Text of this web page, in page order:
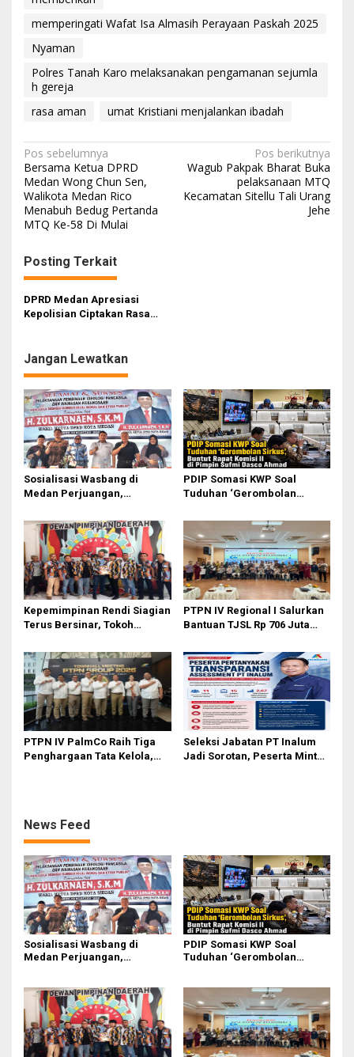
memperingati Wafat Isa Almasih Perayaan Paskah 2025
Nyaman
Polres Tanah Karo melaksanakan pengamanan sejumla
h gereja
rasa aman
umat Kristiani menjalankan ibadah
N
a
v
i
a
s
i
o
s
Pos sebelumnya
Bersama Ketua DPRD
Medan Wong Chun Sen,
Walikota Medan Rico
Menabuh Bedug Pertanda
MTQ Ke-58 Di Mulai
Pos berikutnya
Wagub Pakpak Bharat Buka
pelaksanaan MTQ
Kecamatan Sitellu Tali Urang
Jehe
Posting Terkait
DPRD Medan Apresiasi
Kepolisian Ciptakan Rasa
Jangan Lewatkan
Sosialisasi Wasbang di
Medan Perjuangan,
Perjuangkan Ruang Bermain
Anak
PDIP Somasi KWP Soal
Tuduhan ‘Gerombolan
II Dipimpin Sufmi Dasco
Ahmad
Kepemimpinan Rendi Siagian
Terus Bersinar, Tokoh
MJA Kota Medan
PTPN IV Regional I Salurkan
Bantuan TJSL Rp 706 Juta
Berkelanjutan
PTPN IV PalmCo Raih Tiga
Penghargaan Tata Kelola,
Seleksi Jabatan PT Inalum
Jadi Sorotan, Peserta Minta
News Feed
Sosialisasi Wasbang di
Medan Perjuangan,
Anak
PDIP Somasi KWP Soal
Tuduhan ‘Gerombolan